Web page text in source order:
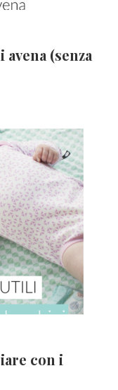
(senza
con i